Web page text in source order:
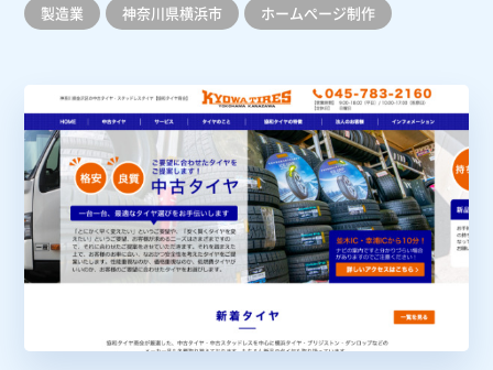
製造業 神奈川県横浜市 ホームぺージ制作